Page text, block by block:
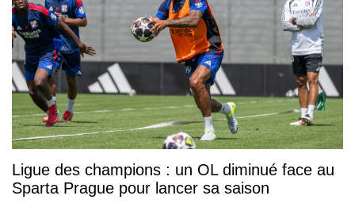
Ligue des champions : un OL diminué face au
Sparta Prague pour lancer sa saison